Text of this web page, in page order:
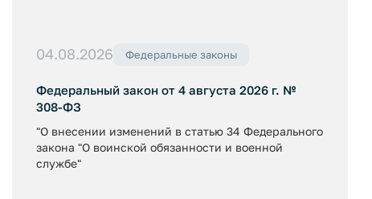
04.08.2026 Федеральные законы
Федеральный закон от 4 августа 2026 г. №
308-ФЗ
"О внесении изменений в статью 34 Федерального
закона "О воинской обязанности и военной
службе"